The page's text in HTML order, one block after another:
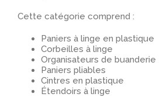
Cette catégorie comprend :
Paniers à linge en plastique
Corbeilles à linge
Organisateurs de buanderie
Paniers pliables
Cintres en plastique
Étendoirs à linge